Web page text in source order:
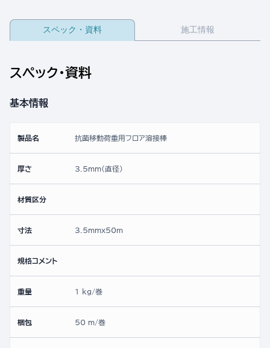
スペック・資料 施工情報
スペック・資料
基本情報
製品名 抗菌移動荷重用フロア溶接棒
厚さ 3.5mm(直径)
材質区分
寸法 3.5mmx50ｍ
規格コメント
重量 1 kg/巻
梱包 50 m/巻